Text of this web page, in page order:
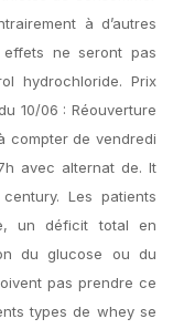
à d’autres
ne seront pas
hydrochloride. Prix
10/06 : Réouverture
compter de vendredi
avec alternat de. It
Les patients
un déficit total en
du glucose ou du
pas prendre ce
types de whey se